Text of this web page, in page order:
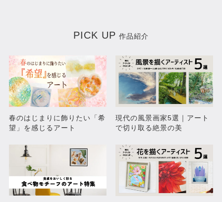
PICK UP 作品紹介
春のはじまりに飾りたい「希
望」を感じるアート
現代の風景画家5選｜アート
で切り取る絶景の美